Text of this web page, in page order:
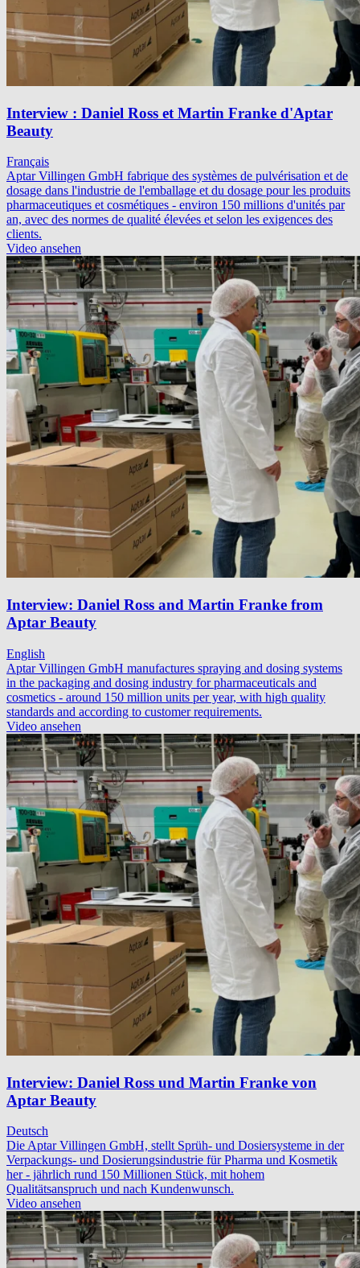
Interview : Daniel Ross et Martin Franke d'Aptar
Beauty
Français
Aptar Villingen GmbH fabrique des systèmes de pulvérisation et de
dosage dans l'industrie de l'emballage et du dosage pour les produits
pharmaceutiques et cosmétiques - environ 150 millions d'unités par
an, avec des normes de qualité élevées et selon les exigences des
clients.
Video ansehen
Interview: Daniel Ross and Martin Franke from
Aptar Beauty
English
Aptar Villingen GmbH manufactures spraying and dosing systems
in the packaging and dosing industry for pharmaceuticals and
cosmetics - around 150 million units per year, with high quality
standards and according to customer requirements.
Video ansehen
Interview: Daniel Ross und Martin Franke von
Aptar Beauty
Deutsch
Die Aptar Villingen GmbH, stellt Sprüh- und Dosiersysteme in der
Verpackungs- und Dosierungsindustrie für Pharma und Kosmetik
her - jährlich rund 150 Millionen Stück, mit hohem
Qualitätsanspruch und nach Kundenwunsch.
Video ansehen